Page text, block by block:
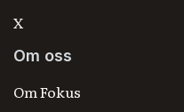
X
Om oss
Om Fokus